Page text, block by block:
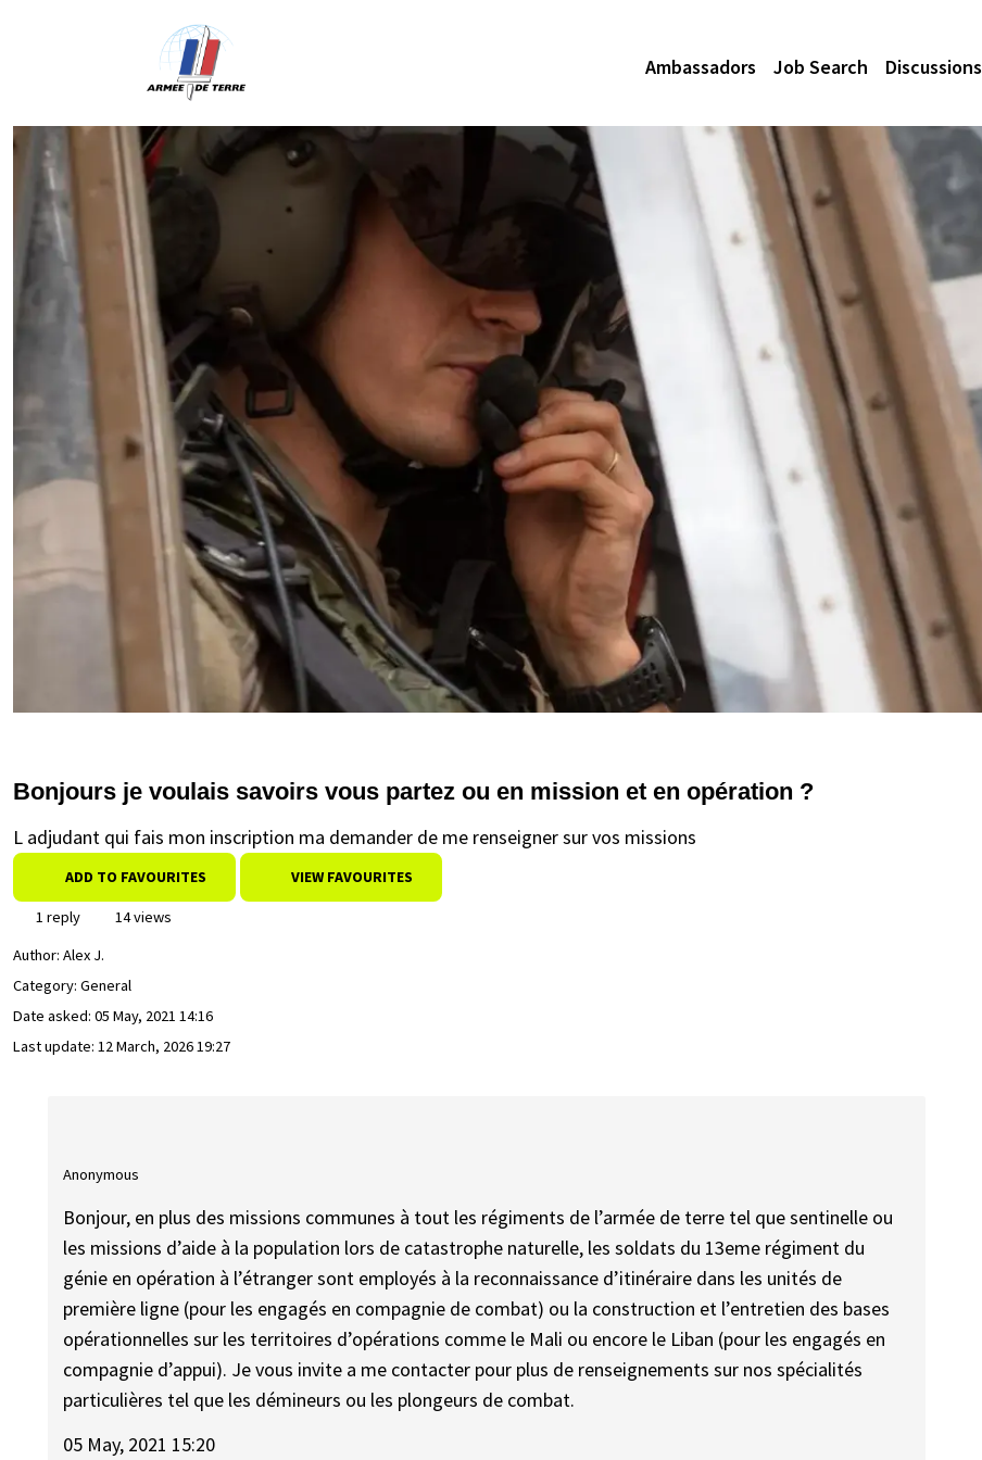
Ambassadors Job Search Discussions
Bonjours je voulais savoirs vous partez ou en mission et en opération ?
L adjudant qui fais mon inscription ma demander de me renseigner sur vos missions
ADD TO FAVOURITES VIEW FAVOURITES
1 reply
14 views
Author: Alex J.
Category: General
Date asked: 05 May, 2021 14:16
Last update: 12 March, 2026 19:27
Anonymous
Bonjour, en plus des missions communes à tout les régiments de l’armée de terre tel que sentinelle ou
les missions d’aide à la population lors de catastrophe naturelle, les soldats du 13eme régiment du
génie en opération à l’étranger sont employés à la reconnaissance d’itinéraire dans les unités de
première ligne (pour les engagés en compagnie de combat) ou la construction et l’entretien des bases
opérationnelles sur les territoires d’opérations comme le Mali ou encore le Liban (pour les engagés en
compagnie d’appui). Je vous invite a me contacter pour plus de renseignements sur nos spécialités
particulières tel que les démineurs ou les plongeurs de combat.
05 May, 2021 15:20